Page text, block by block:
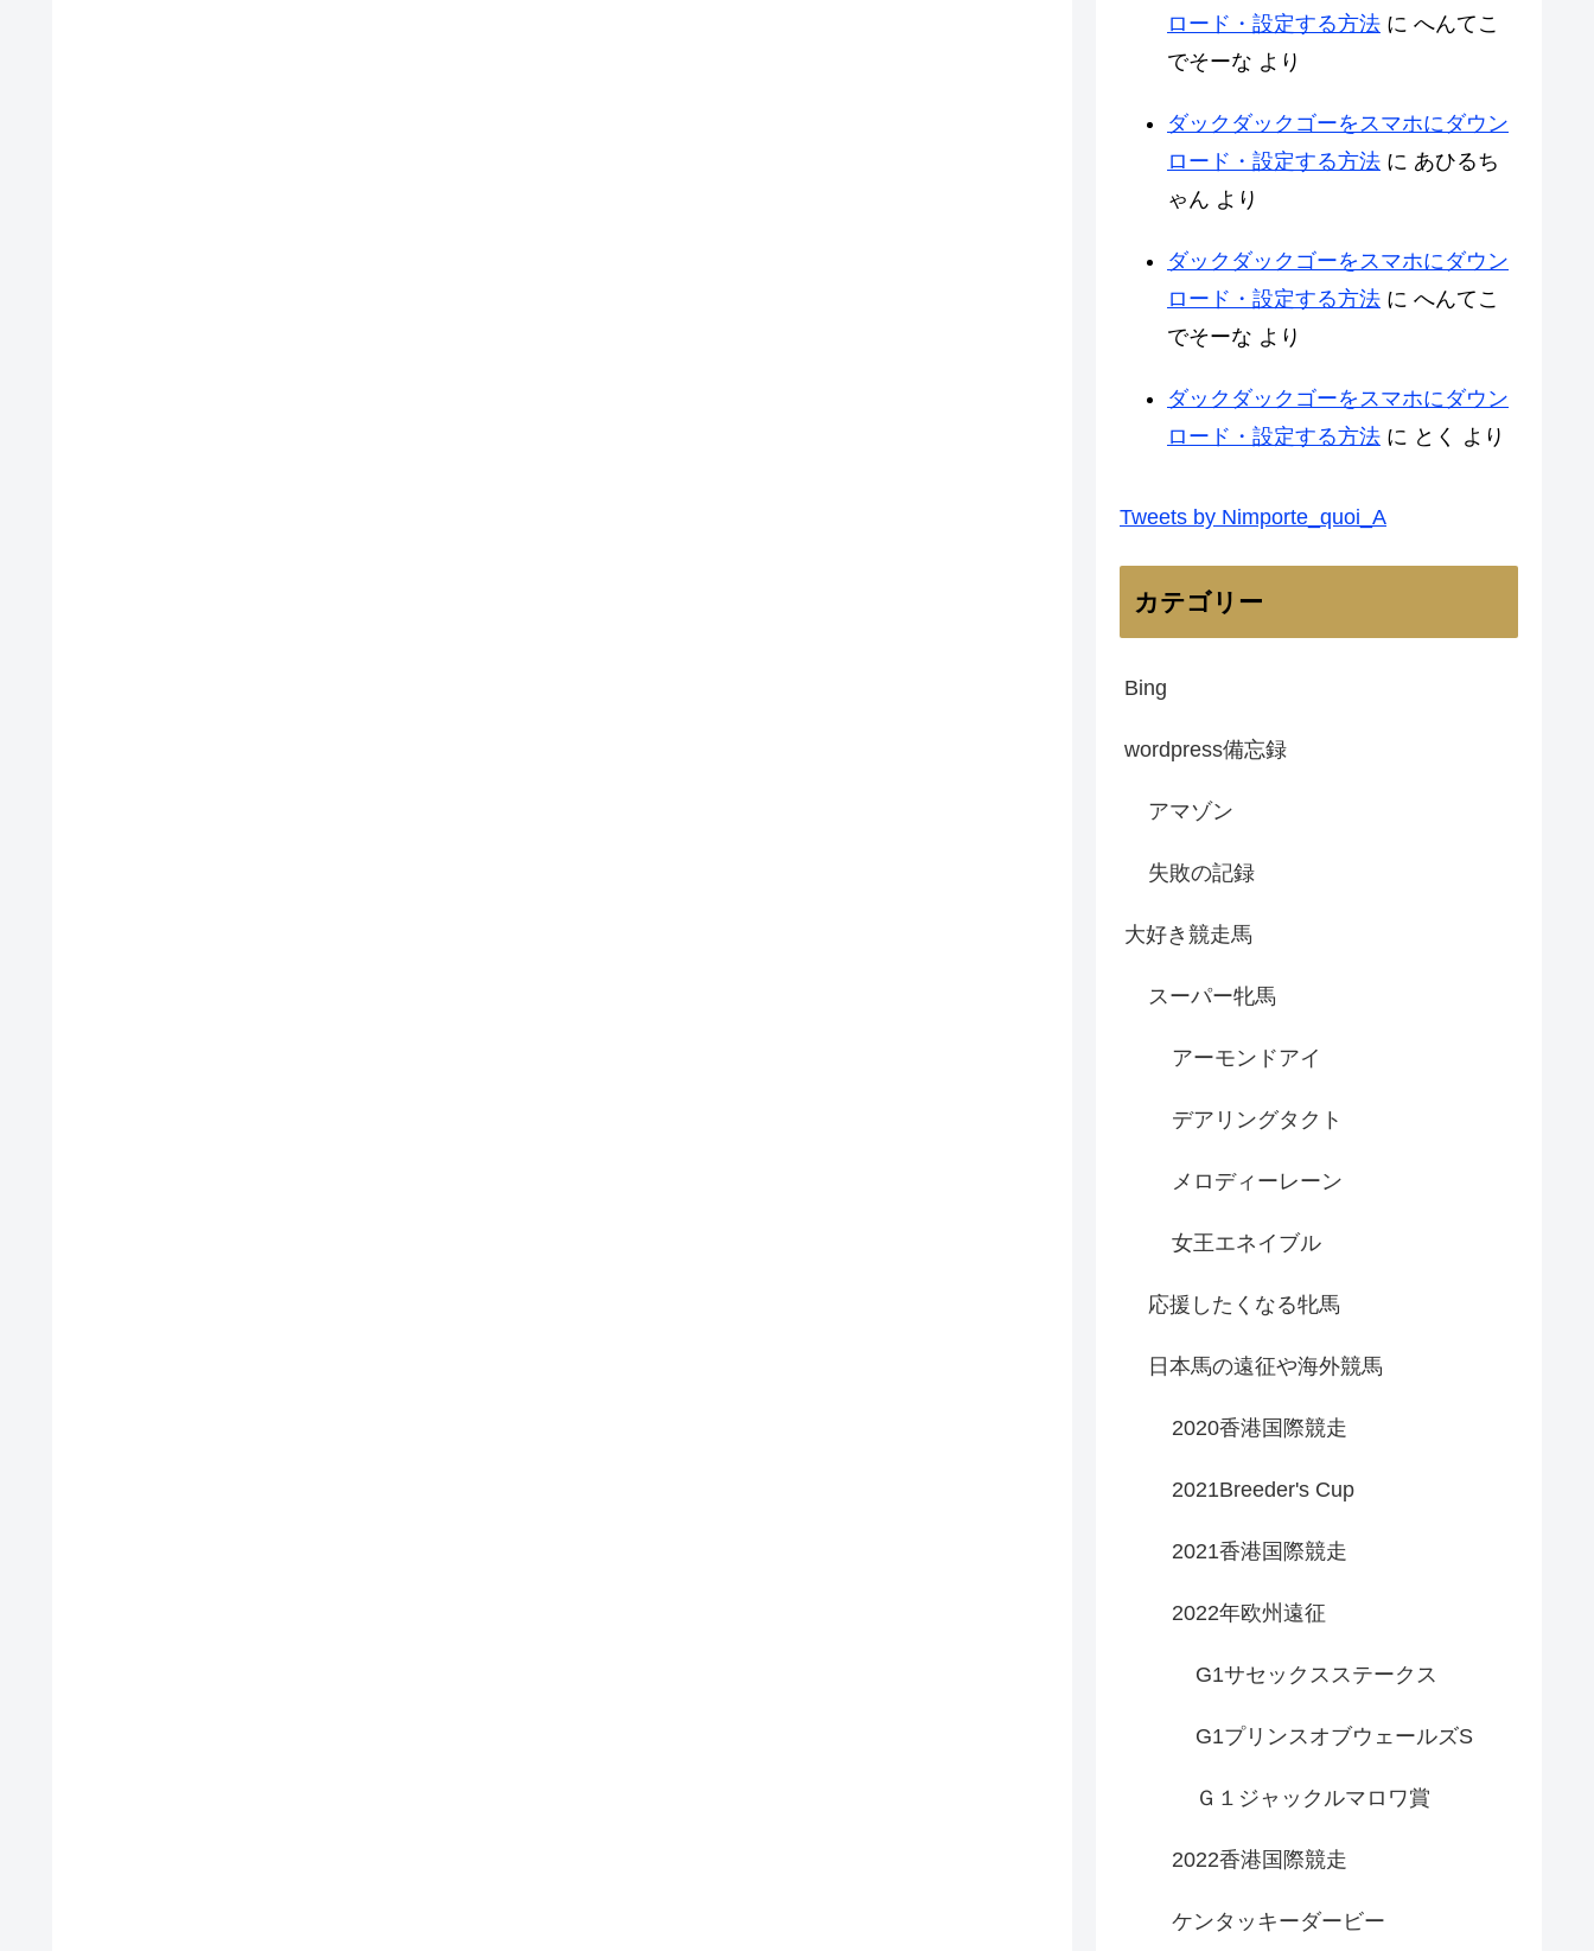
ロード・設定する方法 に へんてこ
でそーな より
ダックダックゴーをスマホにダウン
ロード・設定する方法 に あひるち
ゃん より
ダックダックゴーをスマホにダウン
ロード・設定する方法 に へんてこ
でそーな より
ダックダックゴーをスマホにダウン
ロード・設定する方法 に とく より
Tweets by Nimporte_quoi_A
カテゴリー
Bing
wordpress備忘録
アマゾン
失敗の記録
大好き競走馬
スーパー牝馬
アーモンドアイ
デアリングタクト
メロディーレーン
女王エネイブル
応援したくなる牝馬
日本馬の遠征や海外競馬
2020香港国際競走
2021Breeder's Cup
2021香港国際競走
2022年欧州遠征
G1サセックスステークス
G1プリンスオブウェールズS
Ｇ１ジャックルマロワ賞
2022香港国際競走
ケンタッキーダービー